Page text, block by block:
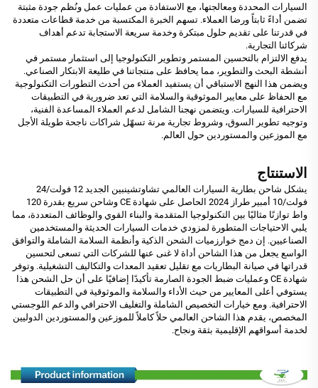
السيارات المحددة ومعالجتها، مع الاستفادة من عمليات عمل ونُظم جودة مثبتة
تضمن أداءً ثابتاً ورضا العملاء. تسهم الخبرة المكتسبة من خدمة قطاعات متعددة
في قدرتنا على تقديم حلول مبتكرة وخدمة سريعة الاستجابة تدعم أهداف
شركائنا التجارية.
يدفع الالتزام بالتحسين المستمر وتطوير التكنولوجيا إلى استثمار مستمر في
أنشطة البحث والتطوير، مما يحافظ على منتجاتنا في طليعة الابتكار الصناعي.
ويضمن هذا النهج الاستباقي أن يستفيد العملاء من أحدث التطورات التكنولوجية
مع الحفاظ على معايير الموثوقية والسلامة التي تعد ضرورية في التطبيقات
الاحترافية للسيارات. ويتضمن نهجنا الشامل لدعم العملاء المساعدة الفنية،
وتوجيه تطوير السوق، وشروط تجارية مرنة تسهّل شراكات ناجحة طويلة الأجل
مع الموزعين والمستوردين حول العالم.
الاستنتاج
يشكل شاحن بطارية السيارات العالمي تشاوتشينبين الجديد 12 فولت/24
فولت/10 أمبير طراز 2024 الحاصل على شهادة CE وشاحن سريع بقدرة 120
واط توازنًا مثاليًا بين التكنولوجيا المتقدمة والبناء القوي والوظائف المتعددة، مما
يلبي الاحتياجات المتطورة لمزودي خدمات السيارات الحديثة والمستخدمين
الصناعيين. إن دمج خوارزميات الشحن الذكية وأنظمة السلامة الشاملة والتوافق
الواسع يجعل من هذا الشاحن أداة لا غنى عنها للشركات التي تسعى لتحسين
قدراتها في صيانة البطاريات مع تقليل تعقيد المعدات والتكاليف التشغيلية. وتوفر
شهادة CE وعمليات ضبط الجودة الصارمة تأكيدًا إضافيًا على أن حل الشحن هذا
يستوفي أعلى المعايير من حيث الأداء والسلامة والموثوقية في التطبيقات
الاحترافية. ومع خيارات التخصيص الشاملة والتغليف الاحترافي والدعم اللوجستي
المخصص، يقدم هذا الشاحن العالمي حلاً كاملاً للموزعين والمستوردين الدوليين
لخدمة أسواقهم الإقليمية بثقة ونجاح.